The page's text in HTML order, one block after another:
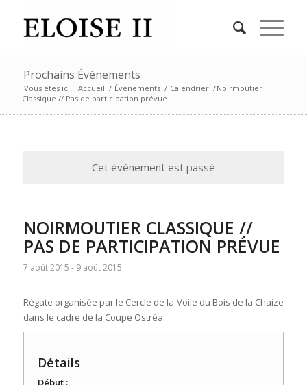
Prochains Évènements
Vous êtes ici : Accueil / Évènements / Calendrier /Noirmoutier
Classique // Pas de participation prévue
Cet événement est passé
NOIRMOUTIER CLASSIQUE //
PAS DE PARTICIPATION PRÉVUE
7 août 2015 - 9 août 2015
Régate organisée par le Cercle de la Voile du Bois de la Chaize
dans le cadre de la Coupe Ostréa.
Détails
Début :